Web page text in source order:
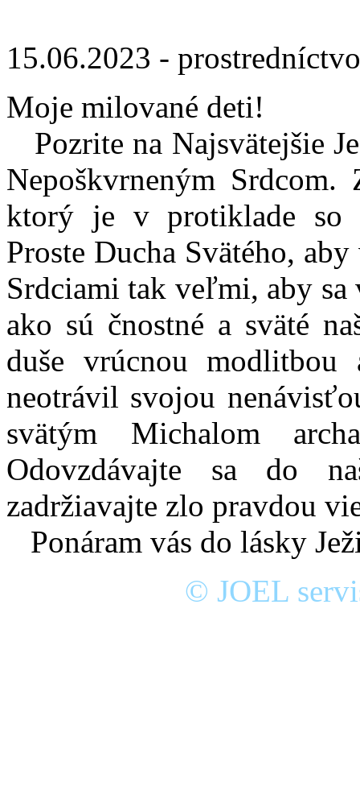
15.06.2023 -
Moje milované deti!
Pozrite na Najsvätejšie
Nepoškvrneným Srdcom.
ktorý je v protiklade so
Proste Ducha Svätého,
Srdciami tak veľmi, aby sa
ako sú čnostné a sväté
duše vrúcnou
neotrávil svojou
svätým Michalom
Odovzdávajte sa do
zadržiavajte zlo pravdou
Ponáram vás do lásky
© JOEL